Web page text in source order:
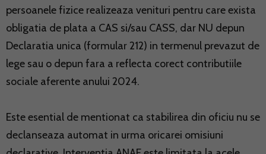
persoanele fizice realizeaza venituri pentru care exista
obligatia de plata a CAS si/sau CASS, dar NU depun
Declaratia unica (formular 212) in termenul prevazut de
lege sau o depun fara a reflecta corect contributiile
sociale aferente anului 2024.
Este esential de mentionat ca stabilirea din oficiu nu se
declanseaza automat in urma oricarei omisiuni